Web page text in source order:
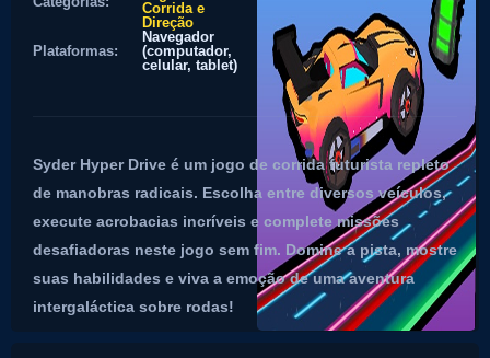
Corrida e
Direção
Plataformas:
Navegador
(computador,
celular, tablet)
Syder Hyper Drive é um jogo de corrida futurista repleto
de manobras radicais. Escolha entre diversos veículos,
execute acrobacias incríveis e complete missões
desafiadoras neste jogo sem fim. Domine a pista, mostre
suas habilidades e viva a emoção de uma aventura
intergaláctica sobre rodas!